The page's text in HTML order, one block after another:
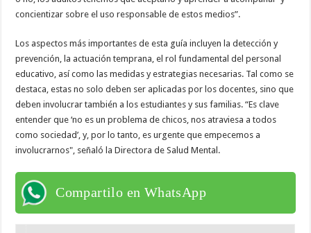
concientizar sobre el uso responsable de estos medios”.
Los aspectos más importantes de esta guía incluyen la detección y
prevención, la actuación temprana, el rol fundamental del personal
educativo, así como las medidas y estrategias necesarias. Tal como se
destaca, estas no solo deben ser aplicadas por los docentes, sino que
deben involucrar también a los estudiantes y sus familias. “Es clave
entender que ‘no es un problema de chicos, nos atraviesa a todos
como sociedad’, y, por lo tanto, es urgente que empecemos a
involucrarnos", señaló la Directora de Salud Mental.
Compartilo en WhatsApp